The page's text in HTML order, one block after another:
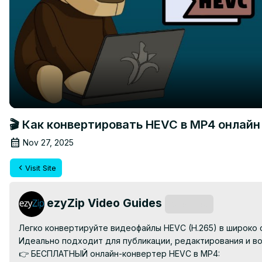
🎬 Как конвертировать HEVC в MP4
Nov 27, 2025
Visit Site
ezyZip Video Guides
Легко конвертируйте видеофайлы HEVC (H.265) в
Идеально подходит для публикации, редактирования и
👉 БЕСПЛАТНЫЙ онлайн-конвертер HEVC в MP4: